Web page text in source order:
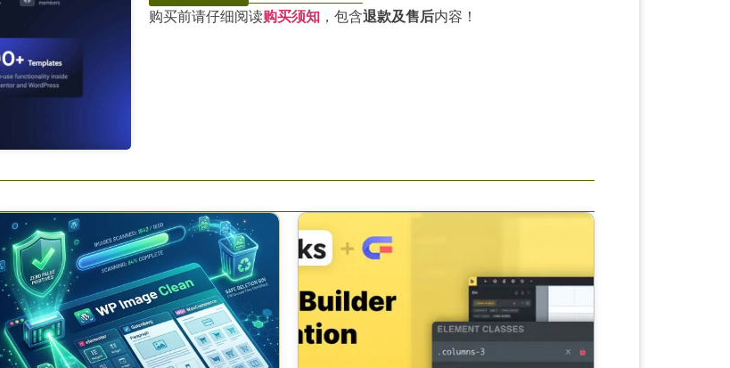
购买前请仔细阅读购买须知 ，包含退款及售后内容！